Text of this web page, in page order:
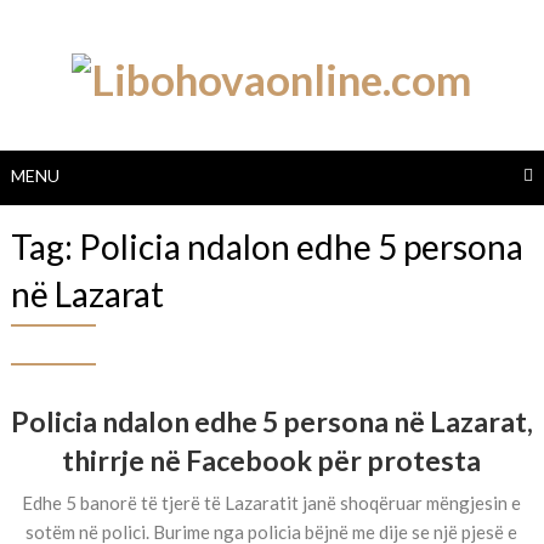
MENU
Tag: Policia ndalon edhe 5 persona
në Lazarat
Policia ndalon edhe 5 persona në Lazarat,
thirrje në Facebook për protesta
Edhe 5 banorë të tjerë të Lazaratit janë shoqëruar mëngjesin e
sotëm në polici. Burime nga policia bëjnë me dije se një pjesë e